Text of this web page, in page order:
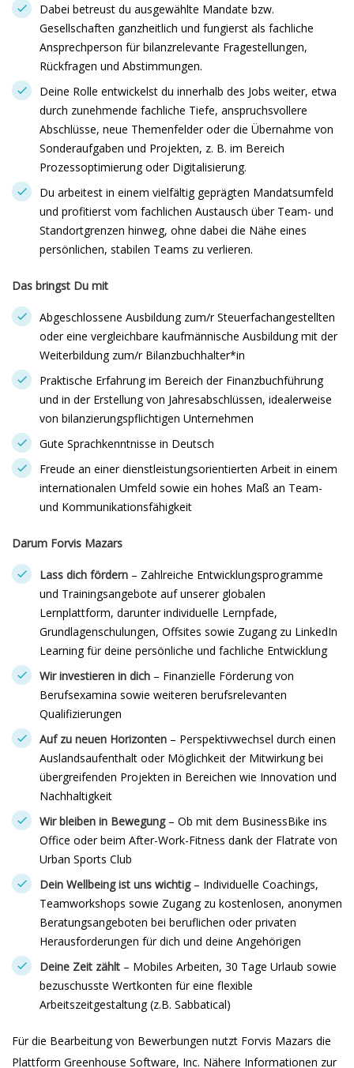
Dabei betreust du ausgewählte Mandate bzw.
Gesellschaften ganzheitlich und fungierst als fachliche
Ansprechperson für bilanzrelevante Fragestellungen,
Rückfragen und Abstimmungen.
Deine Rolle entwickelst du innerhalb des Jobs weiter, etwa
durch zunehmende fachliche Tiefe, anspruchsvollere
Abschlüsse, neue Themenfelder oder die Übernahme von
Sonderaufgaben und Projekten, z. B. im Bereich
Prozessoptimierung oder Digitalisierung.
Du arbeitest in einem vielfältig geprägten Mandatsumfeld
und profitierst vom fachlichen Austausch über Team- und
Standortgrenzen hinweg, ohne dabei die Nähe eines
persönlichen, stabilen Teams zu verlieren.
Das bringst Du mit
Abgeschlossene Ausbildung zum/r Steuerfachangestellten
oder eine vergleichbare kaufmännische Ausbildung mit der
Weiterbildung zum/r Bilanzbuchhalter*in
Praktische Erfahrung im Bereich der Finanzbuchführung
und in der Erstellung von Jahresabschlüssen, idealerweise
von bilanzierungspflichtigen Unternehmen
Gute Sprachkenntnisse in Deutsch
Freude an einer dienstleistungsorientierten Arbeit in einem
internationalen Umfeld sowie ein hohes Maß an Team-
und Kommunikationsfähigkeit
Darum Forvis Mazars
Lass dich fördern – Zahlreiche Entwicklungsprogramme
und Trainingsangebote auf unserer globalen
Lernplattform, darunter individuelle Lernpfade,
Grundlagenschulungen, Offsites sowie Zugang zu LinkedIn
Learning für deine persönliche und fachliche Entwicklung
Wir investieren in dich – Finanzielle Förderung von
Berufsexamina sowie weiteren berufsrelevanten
Qualifizierungen
Auf zu neuen Horizonten – Perspektivwechsel durch einen
Auslandsaufenthalt oder Möglichkeit der Mitwirkung bei
übergreifenden Projekten in Bereichen wie Innovation und
Nachhaltigkeit
Wir bleiben in Bewegung– Ob mit dem BusinessBike ins
Office oder beim After-Work-Fitness dank der Flatrate von
Urban Sports Club
Dein Wellbeing ist uns wichtig – Individuelle Coachings,
Teamworkshops sowie Zugang zu kostenlosen, anonymen
Beratungsangeboten bei beruflichen oder privaten
Herausforderungen für dich und deine Angehörigen
Deine Zeit zählt – Mobiles Arbeiten, 30 Tage Urlaub sowie
bezuschusste Wertkonten für eine flexible
Arbeitszeitgestaltung (z.B. Sabbatical)
Für die Bearbeitung von Bewerbungen nutzt Forvis Mazars die
Plattform Greenhouse Software, Inc. Nähere Informationen zur